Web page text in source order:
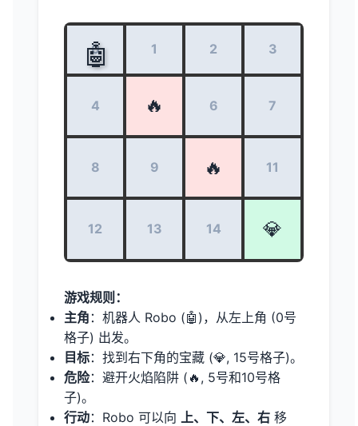
0 1 2 3
4 🔥 6 7
8 9 🔥 11
12 13 14 💎
🤖
游戏规则：
主角 ：机器人 Robo (🤖)，从左上角 (0号
格子) 出发。
目标：找到右下角的宝藏 (💎, 15号格子)。
危险：避开火焰陷阱 (🔥, 5号和10号格
子)。
行动：Robo 可以向 上、下、左、右 移